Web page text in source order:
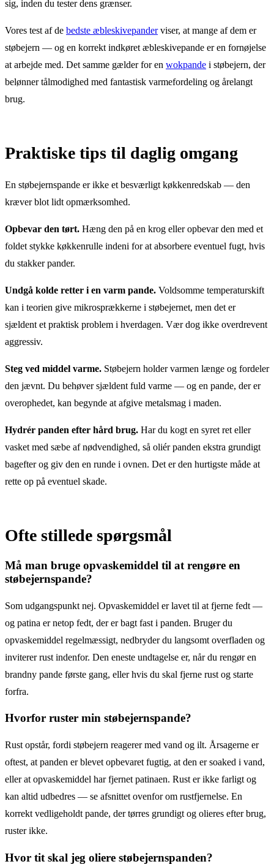
sig, inden du tester dens grænser.
Vores test af de bedste æbleskivepanderviser, at mange af dem er
støbejern — og en korrekt indkøret æbleskivepande er en fornøjelse
at arbejde med. Det samme gælder for en wokpande i støbejern, der
belønner tålmodighed med fantastisk varmefordeling og årelangt
brug.
Praktiske tips til daglig omgang
En støbejernspande er ikke et besværligt køkkenredskab — den
kræver blot lidt opmærksomhed.
Opbevar den tørt. Hæng den på en krog eller opbevar den med et
foldet stykke køkkenrulle indeni for at absorbere eventuel fugt, hvis
du stakker pander.
Undgå kolde retter i en varm pande. Voldsomme temperaturskift
kan i teorien give mikrosprækkerne i støbejernet, men det er
sjældent et praktisk problem i hverdagen. Vær dog ikke overdrevent
aggressiv.
Steg ved middel varme. Støbejern holder varmen længe og fordeler
den jævnt. Du behøver sjældent fuld varme — og en pande, der er
overophedet, kan begynde at afgive metalsmag i maden.
Hydrér panden efter hård brug. Har du kogt en syret ret eller
vasket med sæbe af nødvendighed, så oliér panden ekstra grundigt
bagefter og giv den en runde i ovnen. Det er den hurtigste måde at
rette op på eventuel skade.
Ofte stillede spørgsmål
Må man bruge opvaskemiddel til at rengøre en
støbejernspande?
Som udgangspunkt nej. Opvaskemiddel er lavet til at fjerne fedt —
og patina er netop fedt, der er bagt fast i panden. Bruger du
opvaskemiddel regelmæssigt, nedbryder du langsomt overfladen og
inviterer rust indenfor. Den eneste undtagelse er, når du rengør en
brandny pande første gang, eller hvis du skal fjerne rust og starte
forfra.
Hvorfor ruster min støbejernspande?
Rust opstår, fordi støbejern reagerer med vand og ilt. Årsagerne er
oftest, at panden er blevet opbevaret fugtig, at den er soaked i vand,
eller at opvaskemiddel har fjernet patinaen. Rust er ikke farligt og
kan altid udbedres — se afsnittet ovenfor om rustfjernelse. En
korrekt vedligeholdt pande, der tørres grundigt og olieres efter brug,
ruster ikke.
Hvor tit skal jeg oliere støbejernspanden?